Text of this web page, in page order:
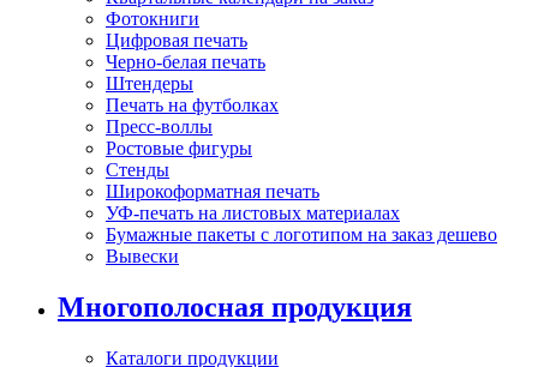
Фотокниги
Цифровая печать
Черно-белая печать
Штендеры
Печать на футболках
Пресс-воллы
Ростовые фигуры
Стенды
Широкоформатная печать
УФ-печать на листовых материалах
Бумажные пакеты с логотипом на заказ дешево
Вывески
Многополосная продукция
Каталоги продукции